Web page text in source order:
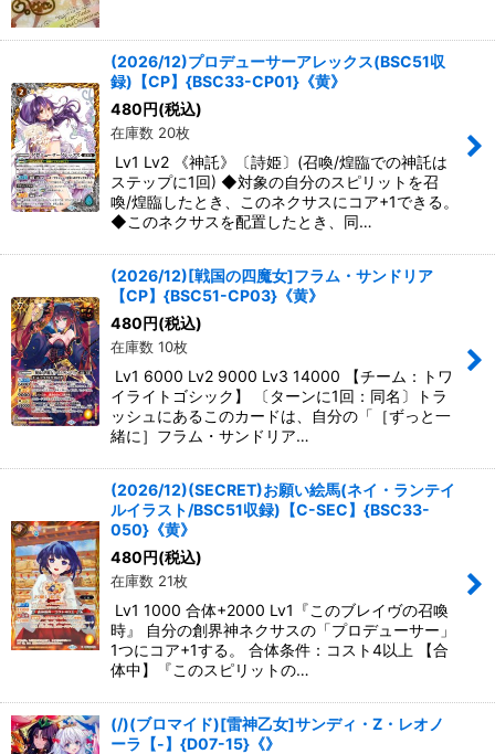
(2026/12)プロデューサーアレックス(BSC51収
録)【CP】{BSC33-CP01}《黄》
480円(税込)
在庫数 20枚
Lv1 Lv2 《神託》〔詩姫〕(召喚/煌臨での神託は
ステップに1回) ◆対象の自分のスピリットを召
喚/煌臨したとき、このネクサスにコア+1できる。
◆このネクサスを配置したとき、同…
(2026/12)[戦国の四魔女]フラム・サンドリア
【CP】{BSC51-CP03}《黄》
480円(税込)
在庫数 10枚
Lv1 6000 Lv2 9000 Lv3 14000 【チーム：トワ
イライトゴシック】 〔ターンに1回：同名〕トラ
ッシュにあるこのカードは、自分の「［ずっと一
緒に］フラム・サンドリア…
(2026/12)(SECRET)お願い絵馬(ネイ・ランテイ
ルイラスト/BSC51収録)【C-SEC】{BSC33-
050}《黄》
480円(税込)
在庫数 21枚
Lv1 1000 合体+2000 Lv1『このブレイヴの召喚
時』 自分の創界神ネクサスの「プロデューサー」
1つにコア+1する。 合体条件：コスト4以上 【合
体中】『このスピリットの…
(/)(ブロマイド)[雷神乙女]サンディ・Z・レオノ
ーラ【-】{D07-15}《》